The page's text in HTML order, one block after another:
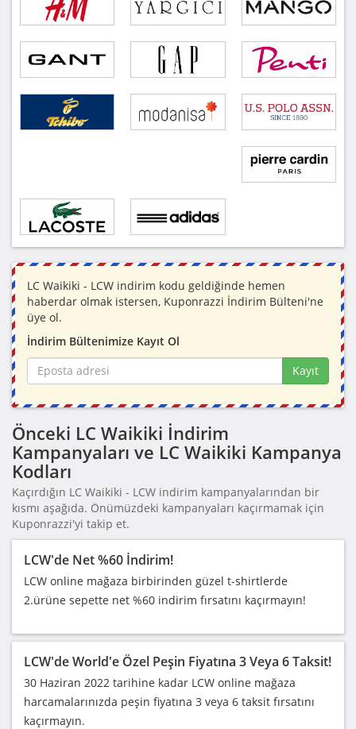
LC Waikiki - LCW indirim kodu geldiğinde hemen
haberdar olmak istersen, Kuponrazzi İndirim Bülteni'ne
üye ol.
İndirim Bültenimize Kayıt Ol
Kayıt
Önceki LC Waikiki İndirim
Kampanyaları ve LC Waikiki Kampanya
Kodları
Kaçırdığın LC Waikiki - LCW indirim kampanyalarından bir
kısmı aşağıda. Önümüzdeki kampanyaları kaçırmamak için
Kuponrazzi'yi takip et.
LCW'de Net %60 İndirim!
LCW online mağaza birbirinden güzel t-shirtlerde
2.ürüne sepette net %60 indirim fırsatını kaçırmayın!
LCW'de World'e Özel Peşin Fiyatına 3 Veya 6 Taksit!
30 Haziran 2022 tarihine kadar LCW online mağaza
harcamalarınızda peşin fiyatına 3 veya 6 taksit fırsatını
kaçırmayın.